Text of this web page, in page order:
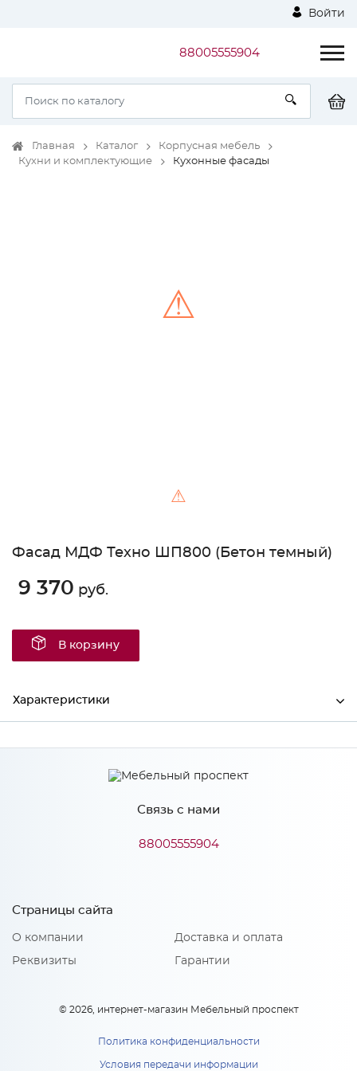
Войти
88005555904
Главная Каталог
Корпусная мебель
Кухни и комплектующие
Кухонные фасады
⚠
⚠
Фасад МДФ Техно ШП800 (Бетон темный)
9 370 руб.
В корзину
Характеристики
Производитель МиФ
Связь с нами
88005555904
Страницы сайта
О компании
Реквизиты
Доставка и оплата
Гарантии
© 2026, интернет-магазин Мебельный проспект
Политика конфиденциальности
Условия передачи информации